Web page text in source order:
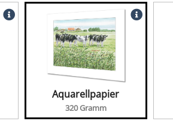
Aquarellpapier
320 Gramm